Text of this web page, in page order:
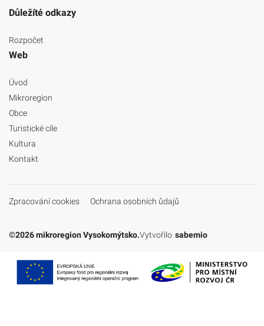
Důležíté odkazy
Rozpočet
Web
Úvod
Mikroregion
Obce
Turistické cíle
Kultura
Kontakt
Zpracování cookies Ochrana osobních ůdajů
©2026 mikroregion Vysokomýtsko.Vytvořilo sabemio